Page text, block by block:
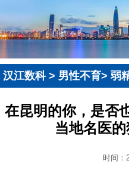
汉江数科> 男性不育>弱
在昆明的你，是否
当地名医
时间：